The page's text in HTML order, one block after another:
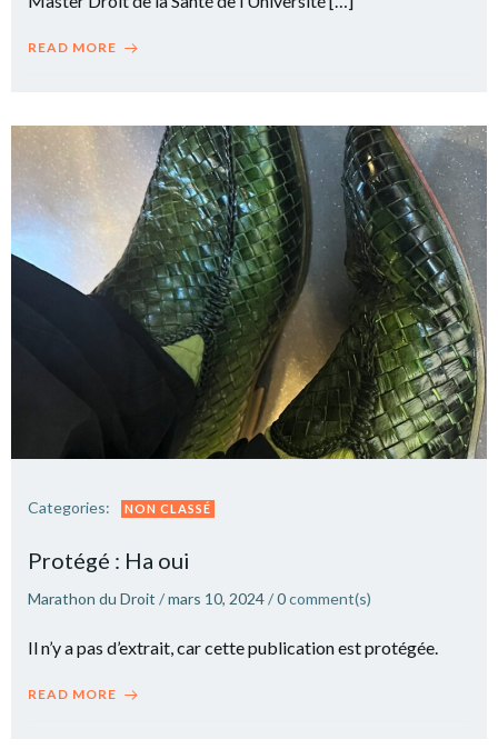
READ MORE
Categories: NON CLASSÉ
Protégé : Ha oui
Marathon du Droit /mars 10, 2024/0comment(s)
Il n’y a pas d’extrait, car cette publication est protégée.
READ MORE